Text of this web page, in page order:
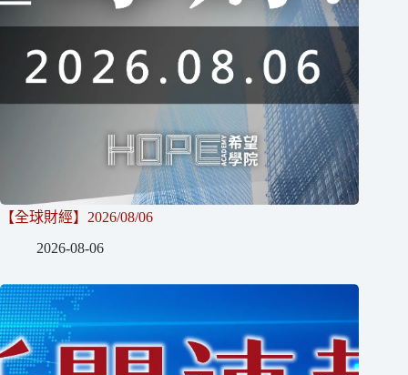
【全球財經】2026/08/06
2026-08-06